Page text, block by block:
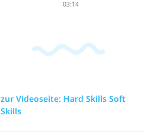
03:14
zur Videoseite: Hard Skills Soft
Skills